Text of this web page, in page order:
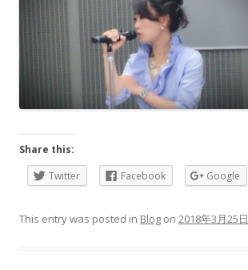
Share this:
Twitter
Facebook Google
This entry was posted in Blog on 2018年3月25日